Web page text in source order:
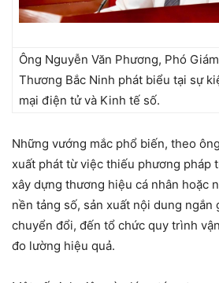
Ông Nguyễn Văn Phương, Phó
Thương Bắc Ninh phát biểu tại sự
mại điện tử và Kinh tế số.
Những vướng mắc phổ biến, theo
xuất phát từ việc thiếu phương pháp
xây dựng thương hiệu cá nhân hoặc
nền tảng số, sản xuất nội dung ngắn
chuyển đổi, đến tổ chức quy trình
đo lường hiệu quả.